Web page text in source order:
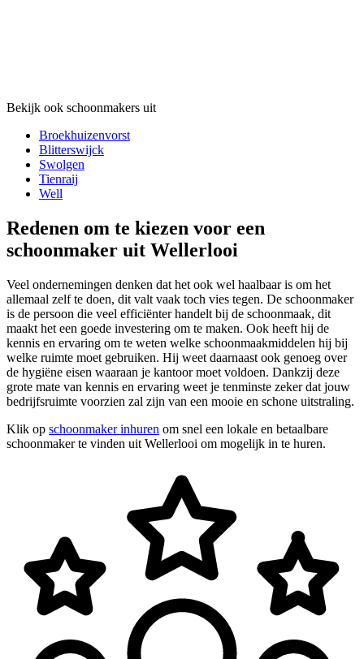
Bekijk ook schoonmakers uit
Broekhuizenvorst
Blitterswijck
Swolgen
Tienraij
Well
Redenen om te kiezen voor een
schoonmaker uit Wellerlooi
Veel ondernemingen denken dat het ook wel haalbaar is om het
allemaal zelf te doen, dit valt vaak toch vies tegen. De schoonmaker
is de persoon die veel efficiënter handelt bij de schoonmaak, dit
maakt het een goede investering om te maken. Ook heeft hij de
kennis en ervaring om te weten welke schoonmaakmiddelen hij bij
welke ruimte moet gebruiken. Hij weet daarnaast ook genoeg over
de hygiëne eisen waaraan je kantoor moet voldoen. Dankzij deze
grote mate van kennis en ervaring weet je tenminste zeker dat jouw
bedrijfsruimte voorzien zal zijn van een mooie en schone uitstraling.
Klik op schoonmaker inhuren om snel een lokale en betaalbare
schoonmaker te vinden uit Wellerlooi om mogelijk in te huren.